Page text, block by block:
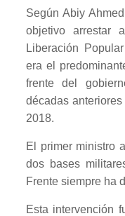
Según Abiy
objetivo arrestar
Liberación
era el
frente del
décadas
2018.
El primer ministro
dos bases
Frente siempre ha
Esta intervención